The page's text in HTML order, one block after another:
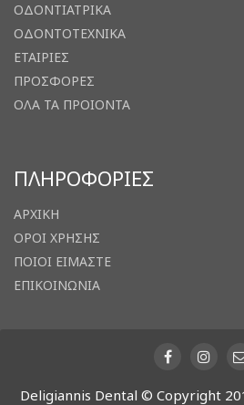
ΟΔΟΝΤΙΑΤΡΙΚΑ
ΟΔΟΝΤΟΤΕΧΝΙΚΑ
ΕΤΑΙΡΙΕΣ
ΠΡΟΣΦΟΡΕΣ
ΟΛΑ ΤΑ ΠΡΟΙΟΝΤΑ
ΠΛΗΡΟΦΟΡΙΕΣ
ΑΡΧΙΚΗ
ΟΡΟΙ ΧΡΗΣΗΣ
ΠΟΙΟΙ ΕΙΜΑΣΤΕ
ΕΠΙΚΟΙΝΩΝΙΑ
Deligiannis Dental © Copyright